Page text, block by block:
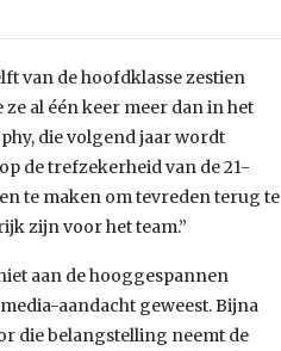
van de hoofdklasse zestien
al één keer meer dan in het
die volgend jaar wordt
de trefzekerheid van de 21-
te maken om tevreden terug te
zijn voor het team.”
aan de hooggespannen
aandacht geweest. Bijna
die belangstelling neemt de